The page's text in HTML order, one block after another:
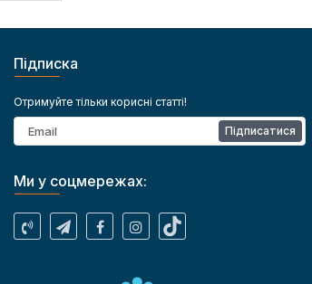
Підписка
Отримуйте тільки корисні статті!
Підписатися
Ми у соцмережах: